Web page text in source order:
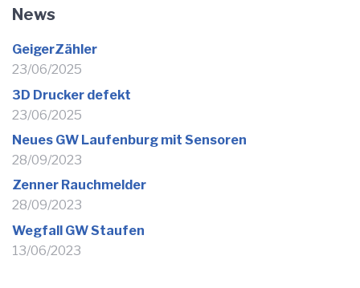
News
GeigerZähler
23/06/2025
3D Drucker defekt
23/06/2025
Neues GW Laufenburg mit Sensoren
28/09/2023
Zenner Rauchmelder
28/09/2023
Wegfall GW Staufen
13/06/2023